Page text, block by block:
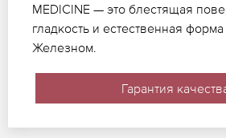
MEDICINE — это блестящая
гладкость и естественная
Железном.
Гарантия